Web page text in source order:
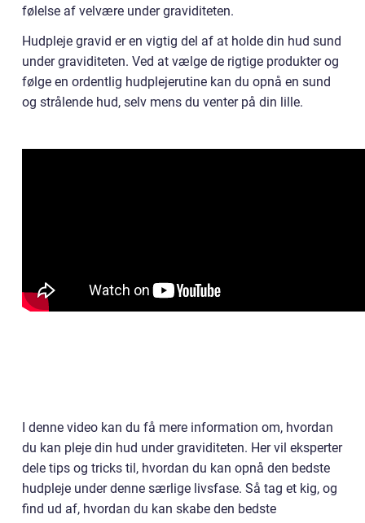
følelse af velvære under graviditeten.
Hudpleje gravid er en vigtig del af at holde din hud sund
under graviditeten. Ved at vælge de rigtige produkter og
følge en ordentlig hudplejerutine kan du opnå en sund
og strålende hud, selv mens du venter på din lille.
I denne video kan du få mere information om, hvordan
du kan pleje din hud under graviditeten. Her vil eksperter
dele tips og tricks til, hvordan du kan opnå den bedste
hudpleje under denne særlige livsfase. Så tag et kig, og
find ud af, hvordan du kan skabe den bedste